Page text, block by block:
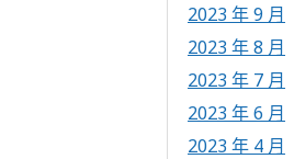
2023 年 9 月
2023 年 8 月
2023 年 7 月
2023 年 6 月
2023 年 4 月